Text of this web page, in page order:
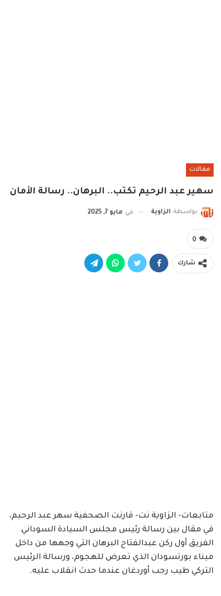
مقالات
سهير عبد الرحيم تكتب.. البرهان.. رسالة الأمان
بواسطة الزاوية في مايو 7, 2025
0
شارك
متابعات- الزاوية نت- قارنت الصحفية سهر عبد الرحيم،
في مقال بين رسالة رئيس مجلس السيادة السوداني
الفريق أول ركن عبدالفتاح البرهان التي وجهها من داخل
ميناء بورتسودان الذي تعرض للهجوم، ورسالة الرئيس
التركي طيب رجب أوردغان عندما حدث انقلاب عليه.